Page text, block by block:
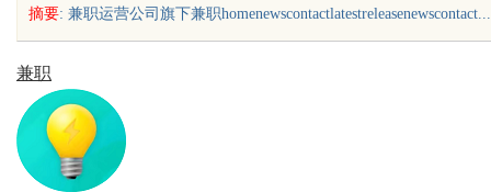
sc
摘要: 兼职运营公司旗下兼职
兼职
配眼镜